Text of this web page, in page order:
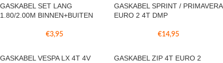
GASKABEL SET LANG
1.80/2.00M BINNEN+BUITEN
€3,95
GASKABEL SPRINT / PRIMAVERA
EURO 2 4T DMP
€14,95
GASKABEL VESPA LX 4T 4V
GASKABEL ZIP 4T EURO 2